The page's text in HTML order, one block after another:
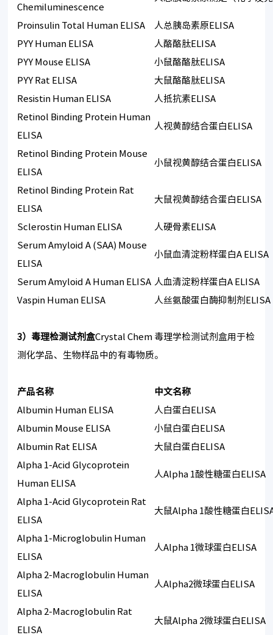
Chemiluminescence
Proinsulin Total Human ELISA
人总胰岛素原ELISA
PYY Human ELISA
人酪酪肽ELISA
PYY Mouse ELISA
小鼠酪酪肽ELISA
PYY Rat ELISA
大鼠酪酪肽ELISA
Resistin Human ELISA
人抵抗素ELISA
Retinol Binding Protein Human
ELISA
人视黄醇结合蛋白ELISA
Retinol Binding Protein Mouse
ELISA
小鼠视黄醇结合蛋白ELISA
Retinol Binding Protein Rat
ELISA
大鼠视黄醇结合蛋白ELISA
Sclerostin Human ELISA
人硬骨素ELISA
Serum Amyloid A (SAA) Mouse
ELISA
小鼠血清淀粉样蛋白A ELISA
Serum Amyloid A Human ELISA 人血清淀粉样蛋白A ELISA
Vaspin Human ELISA
人丝氨酸蛋白酶抑制剂ELISA
3）毒理检测试剂盒Crystal Chem 毒理学检测试剂盒用于检
测化学品、生物样品中的有毒物质。
产品名称
中文名称
Albumin Human ELISA
人白蛋白ELISA
Albumin Mouse ELISA
小鼠白蛋白ELISA
Albumin Rat ELISA
大鼠白蛋白ELISA
Alpha 1-Acid Glycoprotein
Human ELISA
人Alpha 1酸性糖蛋白ELISA
Alpha 1-Acid Glycoprotein Rat
ELISA
大鼠Alpha 1酸性糖蛋白
Alpha 1-Microglobulin Human
ELISA
人Alpha 1微球蛋白ELISA
Alpha 2-Macroglobulin Human
ELISA
人Alpha2微球蛋白ELISA
Alpha 2-Macroglobulin Rat
ELISA
大鼠Alpha 2微球蛋白ELISA